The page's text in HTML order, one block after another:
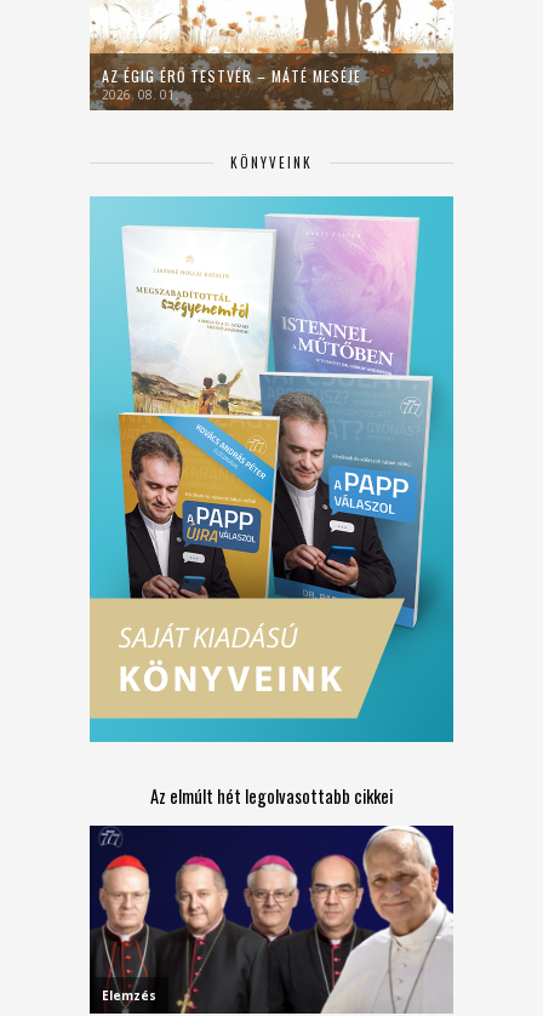
AZ ÉGIG ÉRŐ TESTVÉR – MÁTÉ MESÉJE
2026. 08. 01.
KÖNYVEINK
Az elmúlt hét legolvasottabb cikkei